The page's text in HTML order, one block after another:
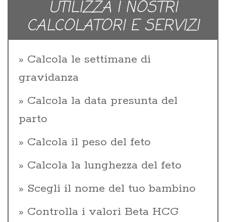
UTILIZZA I NOSTRI
CALCOLATORI E SERVIZI
Calcola le settimane di
gravidanza
Calcola la data presunta del
parto
Calcola il peso del feto
Calcola la lunghezza del feto
Scegli il nome del tuo bambino
Controlla i valori Beta HCG